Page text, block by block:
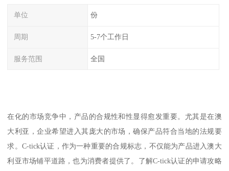
单位 份
周期 5-7个工作日
服务范围 全国
在化的市场竞争中，产品的合规性和性显得愈发重要。尤其是在澳
大利亚，企业希望进入其庞大的市场，确保产品符合当地的法规要
求。C-tick认证，作为一种重要的合规标志，不仅能为产品进入澳大
利亚市场铺平道路，也为消费者提供了。了解C-tick认证的申请攻略